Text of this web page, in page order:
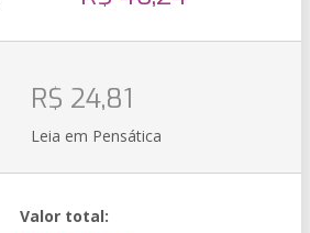
R$ 24,81
Leia em Pensática
Valor total: